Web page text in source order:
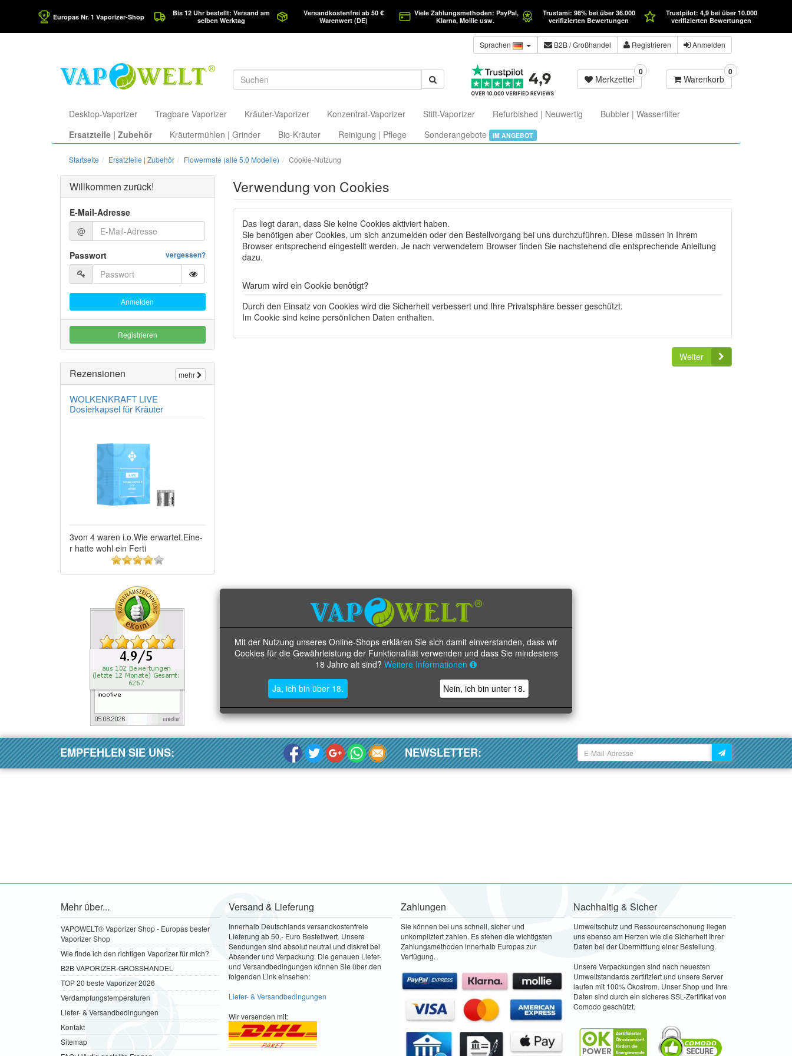
Europas Nr. 1 Vaporizer-Shop
Bis 12 Uhr bestellt: Versand am
selben Werktag
Versandkostenfrei ab 50 €
Warenwert (DE)
Viele Zahlungsmethoden: PayPal,
Klarna, Mollie usw.
Trustami: 98% bei über 36.000
verifizierten Bewertungen
Trustpilot: 4,9 bei über 10.000
verifizierten Bewertungen
Sprachen B2B/ Großhandel Registrieren Anmelden
Merkzettel
0 0
Warenkorb
Desktop-Vaporizer Tragbare Vaporizer Kräuter-Vaporizer Konzentrat-Vaporizer Stift-Vaporizer Refurbished | Neuwertig
Bubbler | Wasserfilter
Ersatzteile | Zubehör
Kräutermühlen | Grinder Bio-Kräuter Reinigung | Pflege Sonderangebote IM ANGEBOT
Startseite Ersatzteile | Zubehör Flowermate (alle 5.0 Modelle) Cookie-Nutzung
Mit der Nutzung unseres Online-Shops erklären Sie sich damit einverstanden, dass wir
Cookies für die Gewährleistung der Funktionalität verwenden und dass Sie mindestens
18 Jahre alt sind? Weitere Informationen
Ja, ich bin über 18. Nein, ich bin unter 18.
Verwendung von Cookies
Das liegt daran, dass Sie keine Cookies aktiviert haben.
Sie benötigen aber Cookies, um sich anzumelden oder den Bestellvorgang bei uns durchzuführen. Diese müssen in Ihrem
Browser entsprechend eingestellt werden. Je nach verwendetem Browser finden Sie nachstehend die entsprechende Anleitung
dazu.
Warum wird ein Cookie benötigt?
Durch den Einsatz von Cookies wird die Sicherheit verbessert und Ihre Privatsphäre besser geschützt.
Im Cookie sind keine persönlichen Daten enthalten.
Weiter
Willkommen zurück!
E-Mail-Adresse
@
vergessen?
Passwort
Anmelden
Registrieren
mehr
Rezensionen
WOLKENKRAFT LIVE
Dosierkapsel für Kräuter
3von 4 waren i.o.Wie erwartet.Eine-
r hatte wohl ein Ferti
4
EMPFEHLEN SIE UNS: NEWSLETTER:
Mehr über...
VAPOWELT® Vaporizer Shop - Europas bester
Vaporizer Shop
Wie finde ich den richtigen Vaporizer für mich?
B2B VAPORIZER-GROSSHANDEL
TOP 20 beste Vaporizer 2026
Verdampfungstemperaturen
Liefer- & Versandbedingungen
Kontakt
Sitemap
Versand & Lieferung
Innerhalb Deutschlands versandkostenfreie
Lieferung ab 50,- Euro Bestellwert. Unsere
Sendungen sind absolut neutral und diskret bei
Absender und Verpackung. Die genauen Liefer-
und Versandbedingungen können Sie über den
folgenden Link einsehen:
Liefer- & Versandbedingungen
Wir versenden mit:
Zahlungen
Sie können bei uns schnell, sicher und
unkompliziert zahlen. Es stehen die wichtigsten
Zahlungsmethoden innerhalb Europas zur
Verfügung.
Nachhaltig & Sicher
Umweltschutz und Ressourcenschonung liegen
uns ebenso am Herzen wie die Sicherheit Ihrer
Daten bei der Übermittlung einer Bestellung.
Unsere Verpackungen sind nach neuesten
Umweltstandards zertifiziert und unsere Server
laufen mit 100% Ökostrom. Unser Shop und Ihre
Daten sind durch ein sicheres SSL-Zertifikat von
Comodo geschützt.